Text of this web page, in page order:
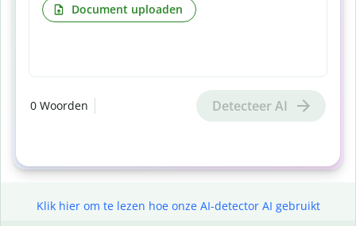
Document uploaden
0 Woorden Detecteer AI
Klik hier om te lezen hoe onze AI-detector AI gebruikt